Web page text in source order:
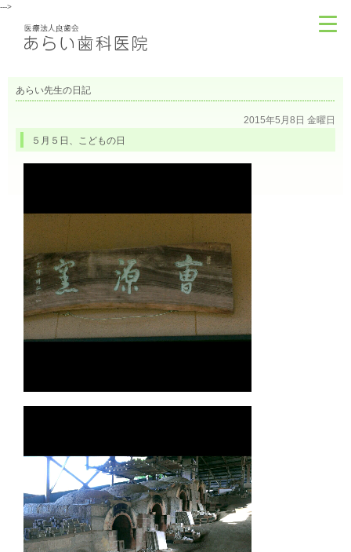
--->
あらい先生の日記
2015年5月8日 金曜日
５月５日、こどもの日